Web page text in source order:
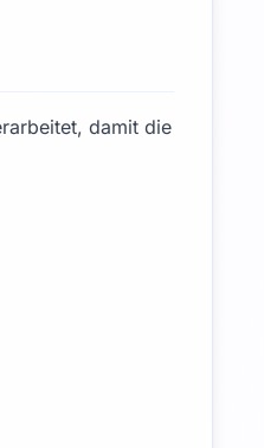
damit die